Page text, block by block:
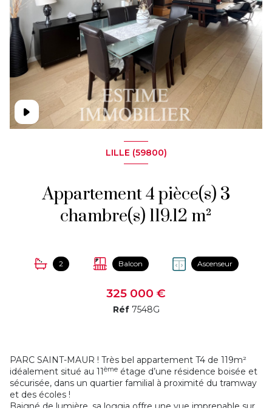
LILLE (59800)
Appartement 4 pièce(s) 3
chambre(s) 119.12 m²
2 Balcon Ascenseur
325 000 €
Réf 7548G
PARC SAINT-MAUR ! Très bel appartement T4 de 119m²
idéalement situé au 11ème étage d’une résidence boisée et
sécurisée, dans un quartier familial à proximité du tramway
et des écoles !
Baigné de lumière, sa loggia offre une vue imprenable sur